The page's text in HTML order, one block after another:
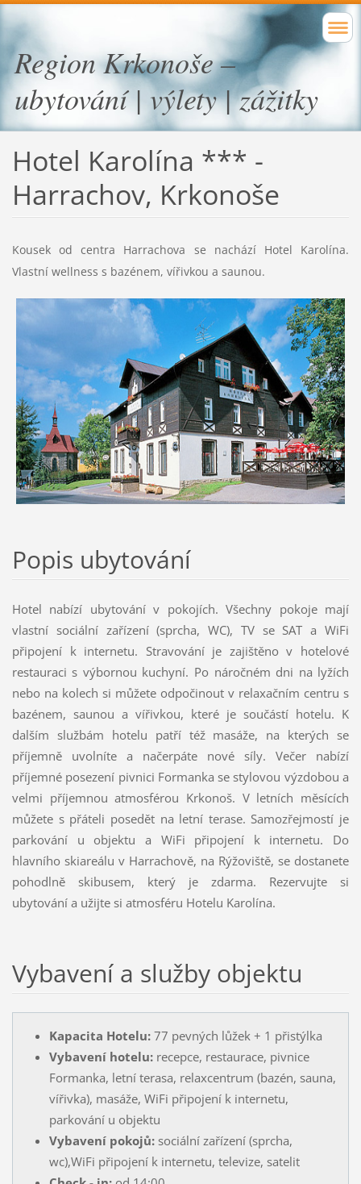
Region Krkonoše –
ubytování | výlety | zážitky
Hotel Karolína *** -
Harrachov, Krkonoše
Kousek od centra Harrachova se nachází Hotel Karolína.
Vlastní wellness s bazénem, vířivkou a saunou.
Popis ubytování
Hotel nabízí ubytování v pokojích. Všechny pokoje mají
vlastní sociální zařízení (sprcha, WC), TV se SAT a WiFi
připojení k internetu. Stravování je zajištěno v hotelové
restauraci s výbornou kuchyní. Po náročném dni na lyžích
nebo na kolech si můžete odpočinout v relaxačním centru s
bazénem, saunou a vířivkou, které je součástí hotelu. K
dalším službám hotelu patří též masáže, na kterých se
příjemně uvolníte a načerpáte nové síly. Večer nabízí
příjemné posezení pivnici Formanka se stylovou výzdobou a
velmi příjemnou atmosférou Krkonoš. V letních měsících
můžete s přáteli posedět na letní terase. Samozřejmostí je
parkování u objektu a WiFi připojení k internetu. Do
hlavního skiareálu v Harrachově, na Rýžoviště, se dostanete
pohodlně skibusem, který je zdarma. Rezervujte si
ubytování a užijte si atmosféru Hotelu Karolína.
Vybavení a služby objektu
Kapacita Hotelu:77 pevných lůžek + 1 přistýlka
Vybavení hotelu:recepce, restaurace, pivnice
Formanka, letní terasa, relaxcentrum (bazén, sauna,
vířivka), masáže, WiFi připojení k internetu,
parkování u objektu
Vybavení pokojů: sociální zařízení (sprcha,
wc),WiFi připojení k internetu, televize, satelit